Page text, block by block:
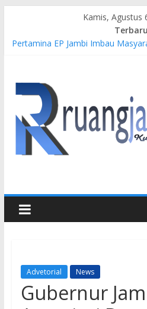
Kamis, Agustus
Pertamina EP Jambi Imbau
Didampingi Pengacara Chris Januardi
Hj. Hesti Haris Dorong Lahirnya
Pelatihan Batik Kontemporer PKW
Siap Dukung Kegiatan Hulu Migas,
FSO 115
Gubernur Al Haris Buka Turnamen
Advetorial News
Gubernur